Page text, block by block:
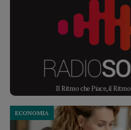
Il Ritmo che Piace, il
ECONOMIA